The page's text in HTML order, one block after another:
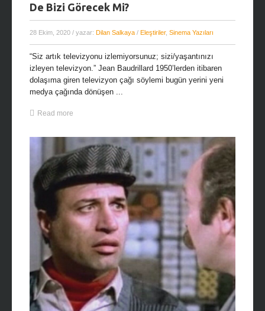
De Bizi Görecek Mi?
28 Ekim, 2020 / yazar: Dilan Salkaya / Eleştiriler, Sinema Yazıları
“Siz artık televizyonu izlemiyorsunuz; sizi/yaşantınızı
izleyen televizyon.” Jean Baudrillard 1950’lerden itibaren
dolaşıma giren televizyon çağı söylemi bugün yerini yeni
medya çağında dönüşen ...
Read more